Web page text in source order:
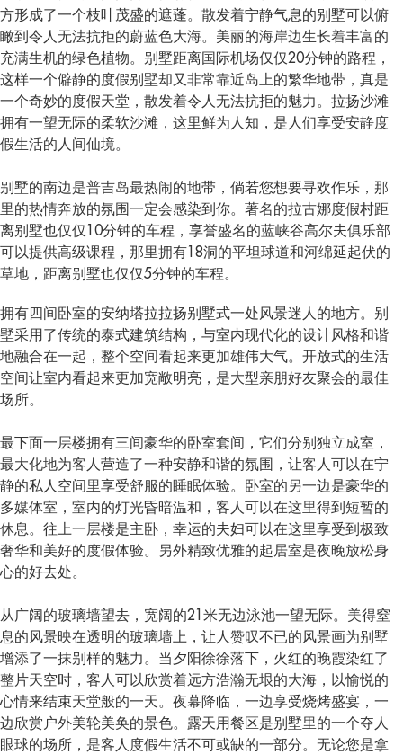
方形成了一个枝叶茂盛的遮蓬。散发着宁静气息的别墅可以俯
瞰到令人无法抗拒的蔚蓝色大海。美丽的海岸边生长着丰富的
充满生机的绿色植物。别墅距离国际机场仅仅20分钟的路程，
这样一个僻静的度假别墅却又非常靠近岛上的繁华地带，真是
一个奇妙的度假天堂，散发着令人无法抗拒的魅力。拉扬沙滩
拥有一望无际的柔软沙滩，这里鲜为人知，是人们享受安静度
假生活的人间仙境。
别墅的南边是普吉岛最热闹的地带，倘若您想要寻欢作乐，那
里的热情奔放的氛围一定会感染到你。著名的拉古娜度假村距
离别墅也仅仅10分钟的车程，享誉盛名的蓝峡谷高尔夫俱乐部
可以提供高级课程，那里拥有18洞的平坦球道和河绵延起伏的
草地，距离别墅也仅仅5分钟的车程。
拥有四间卧室的安纳塔拉拉扬别墅式一处风景迷人的地方。别
墅采用了传统的泰式建筑结构，与室内现代化的设计风格和谐
地融合在一起，整个空间看起来更加雄伟大气。开放式的生活
空间让室内看起来更加宽敞明亮，是大型亲朋好友聚会的最佳
场所。
最下面一层楼拥有三间豪华的卧室套间，它们分别独立成室，
最大化地为客人营造了一种安静和谐的氛围，让客人可以在宁
静的私人空间里享受舒服的睡眠体验。卧室的另一边是豪华的
多媒体室，室内的灯光昏暗温和，客人可以在这里得到短暂的
休息。往上一层楼是主卧，幸运的夫妇可以在这里享受到极致
奢华和美好的度假体验。另外精致优雅的起居室是夜晚放松身
心的好去处。
从广阔的玻璃墙望去，宽阔的21米无边泳池一望无际。美得窒
息的风景映在透明的玻璃墙上，让人赞叹不已的风景画为别墅
增添了一抹别样的魅力。当夕阳徐徐落下，火红的晚霞染红了
整片天空时，客人可以欣赏着远方浩瀚无垠的大海，以愉悦的
心情来结束天堂般的一天。夜幕降临，一边享受烧烤盛宴，一
边欣赏户外美轮美奂的景色。露天用餐区是别墅里的一个夺人
眼球的场所，是客人度假生活不可或缺的一部分。无论您是拿